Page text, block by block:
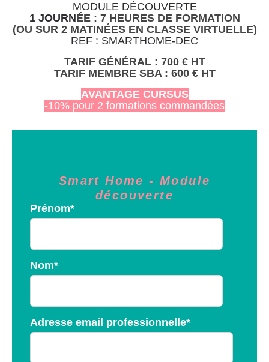
MODULE DÉCOUVERTE
1 JOURNÉE : 7 HEURES DE FORMATION
(OU SUR 2 MATINÉES EN CLASSE VIRTUELLE)
REF : SMARTHOME-DEC
TARIF GÉNÉRAL : 700 € HT
TARIF MEMBRE SBA : 600 € HT
AVANTAGE CURSUS
-10% pour 2 formations commandées
Smart Home - Module
découverte
Prénom*
Nom*
Adresse email professionnelle*